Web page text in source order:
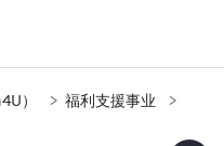
）
福利支援事业